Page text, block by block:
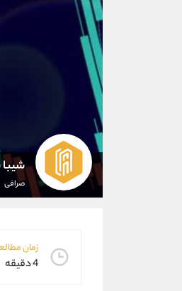
صرافی
زمان
4 دقیقه